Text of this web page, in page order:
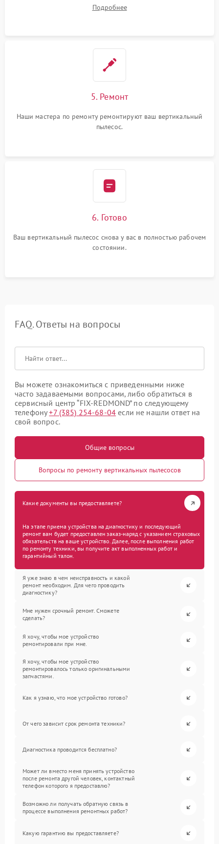
Подробнее
5. Ремонт
Наши мастера по ремонту ремонтируют ваш вертикальный
пылесос.
6. Готово
Ваш вертикальный пылесос снова у вас в полностью рабочем
состоянии.
FAQ. Ответы на вопросы
Вы можете ознакомиться с приведенными ниже
часто задаваемыми вопросами, либо обратиться в
сервисный центр “FIX-REDMOND” по следующему
телефону+7 (385) 254-68-04 если не нашли ответ на
свой вопрос.
Общие вопросы
Вопросы по ремонту вертикальных пылесосов
Какие документы вы предоставляете?
На этапе приема устройства на диагностику и последующий
ремонт вам будет предоставлен заказ-наряд с указанием страховых
обязательств на ваше устройство. Далее, после выполнения работ
по ремонту техники, вы получите акт выполненных работ и
гарантийный талон.
Я уже знаю в чем неисправность и какой
ремонт необходим. Для чего проводить
диагностику?
Мне нужен срочный ремонт. Сможете
сделать?
Я хочу, чтобы мое устройство
ремонтировали при мне.
Я хочу, чтобы мое устройство
ремонтировалось только оригинальными
запчастями.
Как я узнаю, что мое устройство готово?
От чего зависит срок ремонта техники?
Диагностика проводится бесплатно?
Может ли вместо меня принять устройство
после ремонта другой человек, контактный
телефон которого я предоставлю?
Возможно ли получать обратную связь в
процессе выполнения ремонтных работ?
Какую гарантию вы предоставляете?